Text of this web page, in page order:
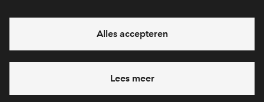
Ja, ik wil mij aanmelden
Heb je een vraag en wil je direct antwoord? Bel ons op088
71 22 971
6 dagen per week beschikbaar (behalve tijdens